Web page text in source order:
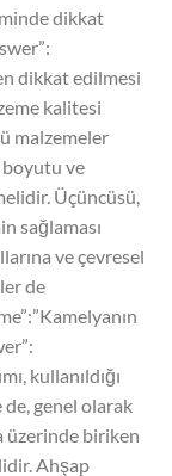
dikkat
dikkat edilmesi
kalitesi
malzemeler
boyutu ve
Üçüncüsü,
sağlaması
ve çevresel
de
kullanıldığı
genel olarak
üzerinde biriken
Ahşap